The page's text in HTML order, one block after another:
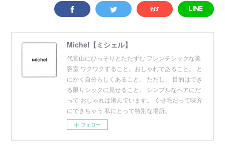
Michel【ミシェル】
代官山にひっそりとたたずむ フレンチシックな美
容室 ワクワクすること。おしゃれであること。 と
にかく自分らしくあること。 ただし、 目的はでき
る限りシックに見せること。 シンプルなヘアにだ
って おしゃれは潜んでいます。 くせ毛だって味方
にできちゃう 私にとって特別な場所。
フォロー